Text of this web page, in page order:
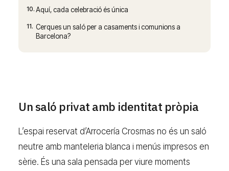
10. Aquí, cada celebració és única
11. Cerques un saló per a casaments i comunions a
Barcelona?
Un saló privat amb identitat pròpia
L’espai reservat d’Arrocería Crosmas no és un saló
neutre amb manteleria blanca i menús impresos en
sèrie. És una sala pensada per viure moments